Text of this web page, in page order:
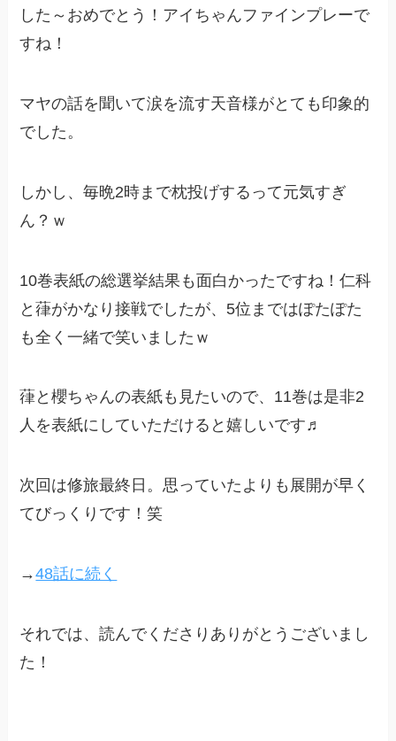
した～おめでとう！アイちゃんファインプレーで
すね！
マヤの話を聞いて涙を流す天音様がとても印象的
でした。
しかし、毎晩2時まで枕投げするって元気すぎ
ん？ｗ
10巻表紙の総選挙結果も面白かったですね！仁科
と葎がかなり接戦でしたが、5位まではぽたぽた
も全く一緒で笑いましたｗ
葎と櫻ちゃんの表紙も見たいので、11巻は是非2
人を表紙にしていただけると嬉しいです♬
次回は修旅最終日。思っていたよりも展開が早く
てびっくりです！笑
→48話に続く
それでは、読んでくださりありがとうございまし
た！